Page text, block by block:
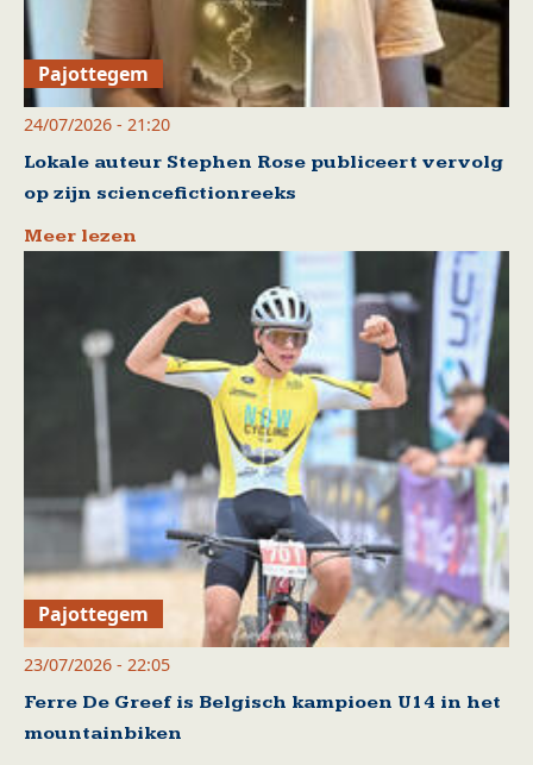
Pajottegem
24/07/2026 - 21:20
Lokale auteur Stephen Rose publiceert vervolg
op zijn sciencefictionreeks
Meer lezen
Pajottegem
23/07/2026 - 22:05
Ferre De Greef is Belgisch kampioen U14 in het
mountainbiken